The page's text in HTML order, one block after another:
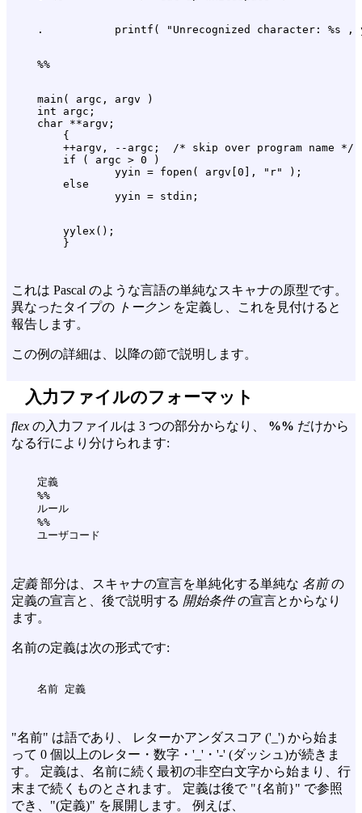
    main( argc, argv )
    int argc;
    char **argv;
        {
        ++argv, --argc;  /* skip over program name */
        if ( argc > 0 )
                yyin = fopen( argv[0], "r" );
        else
        yylex();
これは Pascal のような言語の単純なスキャナの原型です。
異なったタイプの トークンを定義し、これを見付けると
報告します。
この例の詳細は、以降の節で説明します。
入力ファイルのフォーマット
flex の入力ファイルは 3 つの部分からなり、 %% だけから
なる行により分けられます:
    定義
    %%
    ルール
    %%
定義部分は、スキャナの宣言を単純化する単純な 名前の
定義の宣言と、後で説明する 開始条件の宣言とからなり
ます。
名前の定義は次の形式です:
"名前" は語であり、 レターかアンダスコア ('_') から始ま
って 0 個以上のレター・数字・'_'・'-' (ダッシュ)が続きま
す。 定義は、名前に続く最初の非空白文字から始まり、行
末まで続くものとされます。 定義は後で "{名前}" で参照
でき、"(定義)" を展開します。 例えば、